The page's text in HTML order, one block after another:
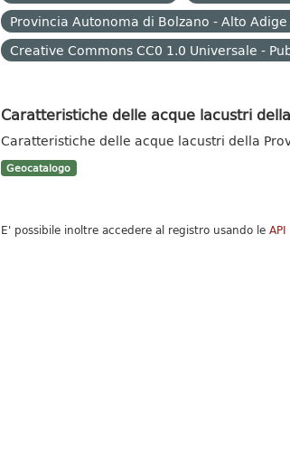
Provincia Autonoma di Bolzano - Alto Adige
Creative Commons CC0 1.0 Universale -
Caratteristiche delle acque lacustri
Caratteristiche delle acque lacustri della
Geocatalogo
E' possibile inoltre accedere al registro usando le API